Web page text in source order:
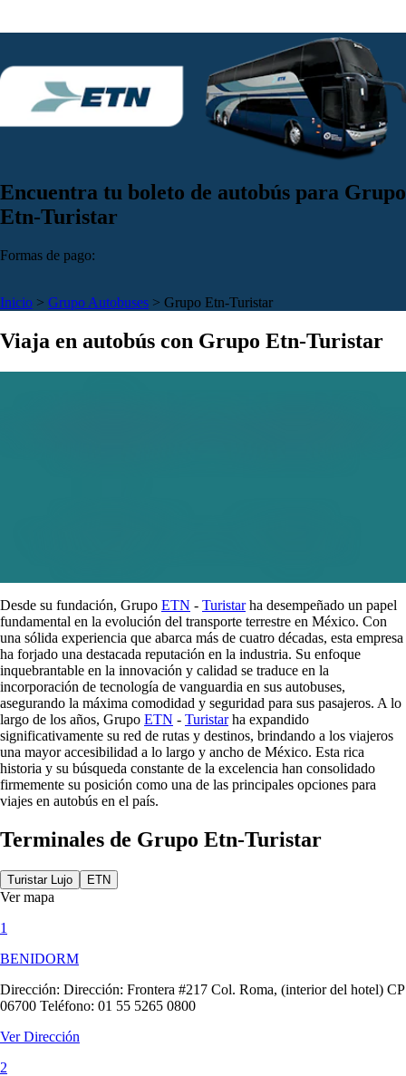
Encuentra tu boleto de autobús para Grupo
Etn-Turistar
Formas de pago:
Inicio > Grupo Autobuses > Grupo Etn-Turistar
Viaja en autobús con Grupo Etn-Turistar
Desde su fundación, Grupo ETN - Turistarha desempeñado un papel
fundamental en la evolución del transporte terrestre en México. Con
una sólida experiencia que abarca más de cuatro décadas, esta empresa
ha forjado una destacada reputación en la industria. Su enfoque
inquebrantable en la innovación y calidad se traduce en la
incorporación de tecnología de vanguardia en sus autobuses,
asegurando la máxima comodidad y seguridad para sus pasajeros. A lo
largo de los años, Grupo ETN - Turistarha expandido
significativamente su red de rutas y destinos, brindando a los viajeros
una mayor accesibilidad a lo largo y ancho de México. Esta rica
historia y su búsqueda constante de la excelencia han consolidado
firmemente su posición como una de las principales opciones para
viajes en autobús en el país.
Terminales de Grupo Etn-Turistar
Turistar Lujo ETN
Ver mapa
1
BENIDORM
Dirección: Dirección: Frontera #217 Col. Roma, (interior del hotel) CP
06700 Teléfono: 01 55 5265 0800
Ver Dirección
2